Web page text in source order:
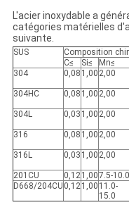
L'acier inoxydable a
catégories matérielles
suivante.
SUS
Composition
C≤
Si≤ Mn≤
304
0,08 1,00 2,00
304HC 0,08 1,00 2,00
304L
0,03 1,00 2,00
316 0,08 1,00 2,00
316L
0,03 1,00 2,00
201CU
0,121,007.5-10.0
D668/204CU 0,121,00 11.0-
15.0